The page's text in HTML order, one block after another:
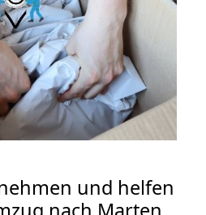
und helfen